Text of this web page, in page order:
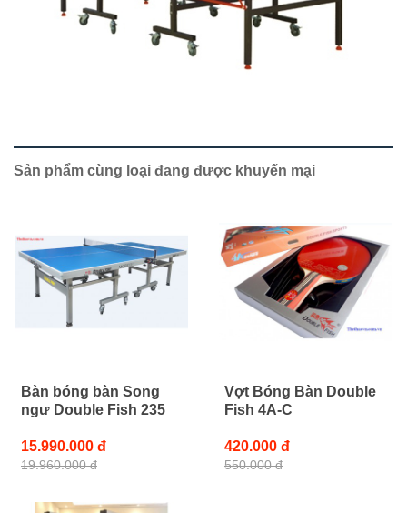
Sản phẩm cùng loại đang được khuyến mại
Bàn bóng bàn Song
ngư Double Fish 235
15.990.000 đ
19.960.000 đ
Vợt Bóng Bàn Double
Fish 4A-C
420.000 đ
550.000 đ